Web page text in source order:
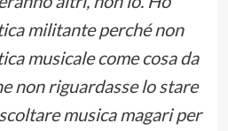
militante perché non
musicale come cosa da
non riguardasse lo stare
musica magari per